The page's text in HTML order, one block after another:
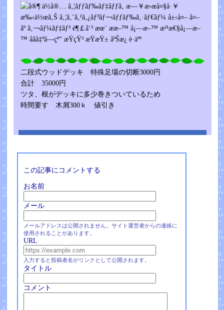
二段式ウッドデッキ 特殊足場の切断3000円
合計 35000円
ツタ、根がデッキに多少巻きついているため
時間要す 木屑300ｋ 値引き
この記事にコメントする
お名前
メール
メールアドレスは公開されません。サイト運営者からの連絡に
使用されることがあります。
URL
入力すると投稿者名がリンクとして公開されます。
タイトル
コメント